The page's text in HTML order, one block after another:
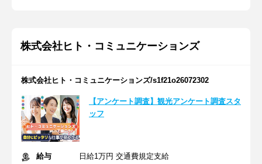
株式会社ヒト・コミュニケーションズ
株式会社ヒト・コミュニケーションズ/s1f21o26072302
【アンケート調査】観光アンケート調査スタ
ッフ
給与
日給1万円 交通費規定支給